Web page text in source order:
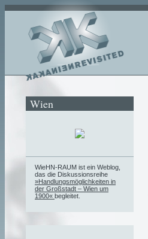
Wien
WieHN-RAUM ist ein Weblog,
das die Diskussionsreihe
»Handlungsmöglichkeiten in
der Großstadt – Wien um
1900« begleitet.